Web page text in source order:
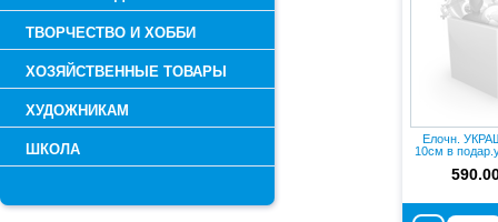
ТВОРЧЕСТВО И ХОББИ
ХОЗЯЙСТВЕННЫЕ ТОВАРЫ
ХУДОЖНИКАМ
ШКОЛА
Елочн.
10см в